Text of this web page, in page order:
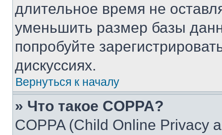
длительное время не
уменьшить размер базы
попробуйте
дискуссиях.
Вернуться к началу
» Что такое COPPA?
COPPA (Child Online Privacy